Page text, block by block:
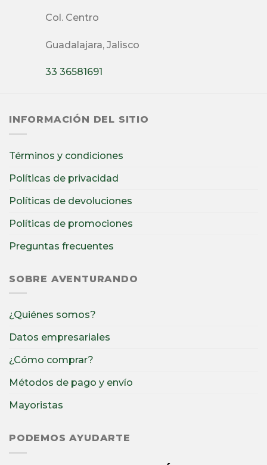
Col. Centro
Guadalajara, Jalisco
33 36581691
INFORMACIÓN DEL SITIO
Términos y condiciones
Políticas de privacidad
Políticas de devoluciones
Políticas de promociones
Preguntas frecuentes
SOBRE AVENTURANDO
¿Quiénes somos?
Datos empresariales
¿Cómo comprar?
Métodos de pago y envío
Mayoristas
PODEMOS AYUDARTE